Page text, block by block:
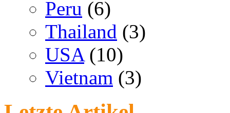
Peru (6)
Thailand (3)
USA(10)
Vietnam (3)